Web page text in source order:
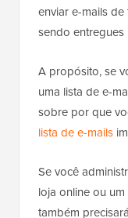
enviar e-mails
sendo entregues
A propósito, se
uma lista de e-
sobre por que
lista de e-mails
Se você
loja online ou um
também